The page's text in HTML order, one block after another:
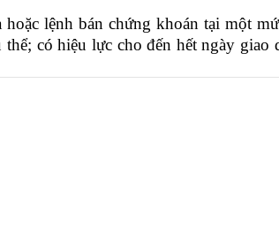
hoặc lệnh bán chứng khoán tại một
có hiệu lực cho đến hết ngày giao